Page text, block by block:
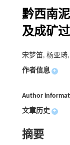
黔西南
及成矿
宋梦笛, 杨亚琦
作者信息 +
Author
文章历史 +
摘要